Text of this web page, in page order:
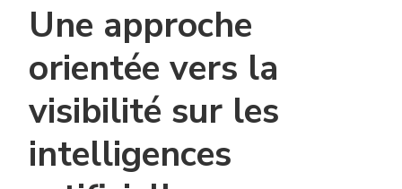
Une approche
orientée vers la
visibilité sur les
intelligences